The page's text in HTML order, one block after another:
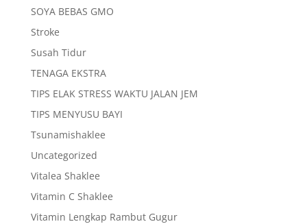
SOYA BEBAS GMO
Stroke
Susah Tidur
TENAGA EKSTRA
TIPS ELAK STRESS WAKTU JALAN JEM
TIPS MENYUSU BAYI
Tsunamishaklee
Uncategorized
Vitalea Shaklee
Vitamin C Shaklee
Vitamin Lengkap Rambut Gugur